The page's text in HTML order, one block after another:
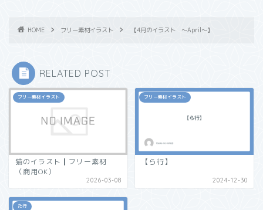
HOME フリー素材イラスト 【4月のイラスト ～April～】
RELATED POST
フリー素材イラスト
猫のイラスト┃フリー素材
（商用OK）
2026-03-08
フリー素材イラスト
【ら行】
2024-12-30
た行